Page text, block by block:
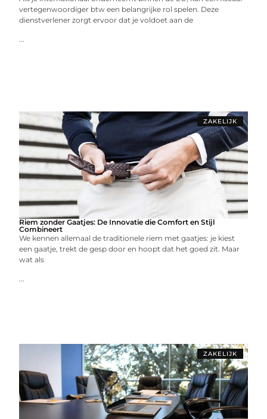
vertegenwoordiger btw een belangrijke rol spelen. Deze
dienstverlener zorgt ervoor dat je voldoet aan de
...
ZAKELIJK
Riem zonder Gaatjes: De Innovatie die Comfort en Stijl
Combineert
We kennen allemaal de traditionele riem met gaatjes: je kiest
een gaatje, trekt de gesp door en hoopt dat het goed zit. Maar
wat als
...
ZAKELIJK